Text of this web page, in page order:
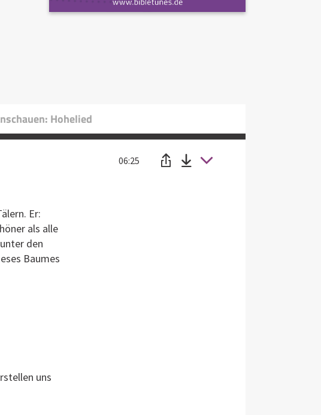
Hohelied
06:25
Er:
als alle
den
Baumes
uns